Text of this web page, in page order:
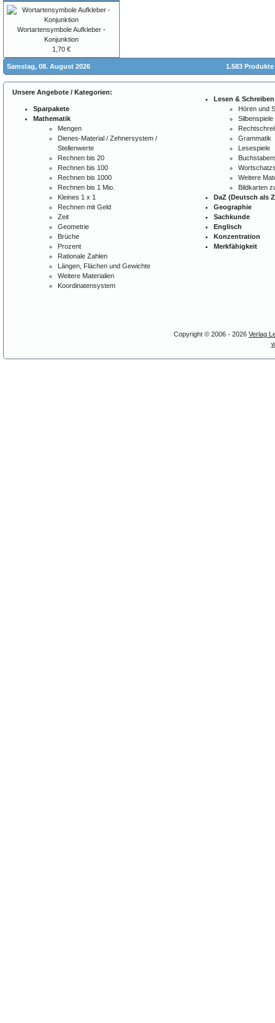
Wortartensymbole Aufkleber -
Konjunktion
1,70 €
Samstag, 08. August 2026 1.583
Unsere Angebote / Kategorien:
Sparpakete
Mathematik
Mengen
Dienes-Material / Zehnersystem /
Stellenwerte
Rechnen bis 20
Rechnen bis 100
Rechnen bis 1000
Rechnen bis 1 Mio.
Kleines 1 x 1
Rechnen mit Geld
Zeit
Geometrie
Brüche
Prozent
Rationale Zahlen
Längen, Flächen und Gewichte
Weitere Materialien
Koordinatensystem
Lesen & Schreiben
Hören und
Silbenspiele
Grammatik
Lesespiele
Weitere
Bildkarten
DaZ (Deutsch als
Geographie
Sachkunde
Englisch
Konzentration
Merkfähigkeit
Copyright © 2006 - 2026 Verlag